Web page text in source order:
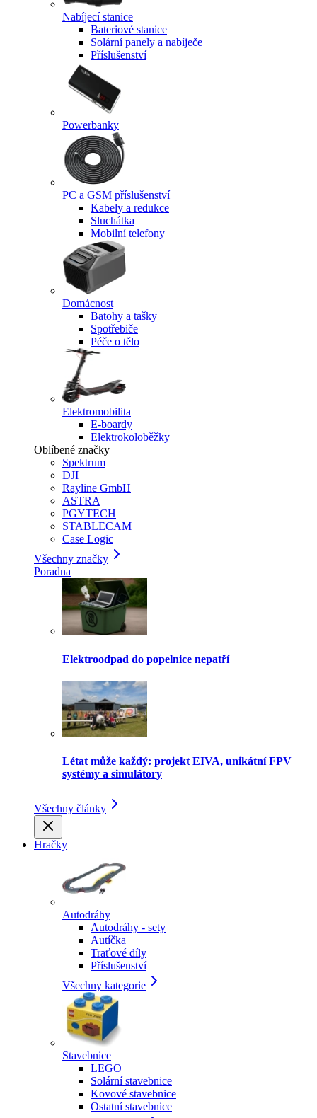
Nabíjecí stanice
Bateriové stanice
Solární panely a nabíječe
Příslušenství
Powerbanky
PC a GSM příslušenství
Kabely a redukce
Sluchátka
Mobilní telefony
Domácnost
Batohy a tašky
Spotřebiče
Péče o tělo
Elektromobilita
E-boardy
Elektrokoloběžky
Oblíbené značky
Spektrum
DJI
Rayline GmbH
ASTRA
PGYTECH
STABLECAM
Case Logic
Všechny značky
Poradna
Elektroodpad do popelnice nepatří
Létat může každý: projekt EIVA, unikátní FPV
systémy a simulátory
Všechny články
Hračky
Autodráhy
Autodráhy - sety
Autíčka
Traťové díly
Příslušenství
Všechny kategorie
Stavebnice
LEGO
Solární stavebnice
Kovové stavebnice
Ostatní stavebnice